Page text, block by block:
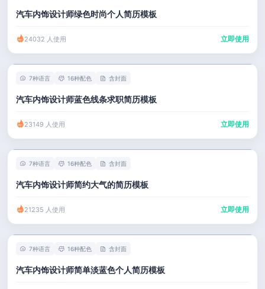
汽车内饰设计师绿色时尚个人简历模板
24032 人使用 立即使用
7种语言 16种配色 含封面
汽车内饰设计师蓝色线条求职简历模板
23149 人使用 立即使用
7种语言 16种配色 含封面
汽车内饰设计师简约大气的简历模板
21235 人使用 立即使用
7种语言 16种配色 含封面
汽车内饰设计师简单淡蓝色个人简历模板